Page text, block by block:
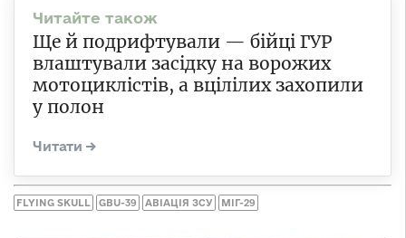
Ще й подрифтували — бійці ГУР
влаштували засідку на ворожих
мотоциклістів, а вцілілих захопили
у полон
FLYING SKULL GBU-39 АВІАЦІЯ ЗСУ МІГ-29